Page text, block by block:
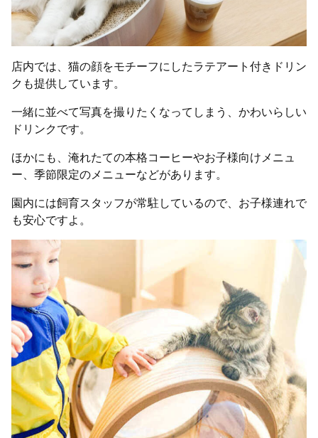
店内では、猫の顔をモチーフにしたラテアート付きドリン
クも提供しています。
一緒に並べて写真を撮りたくなってしまう、かわいらしい
ドリンクです。
ほかにも、淹れたての本格コーヒーやお子様向けメニュ
ー、季節限定のメニューなどがあります。
園内には飼育スタッフが常駐しているので、お子様連れで
も安心ですよ。